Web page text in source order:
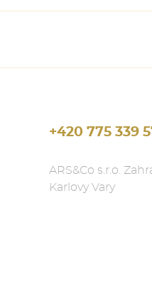
+420 775 339
ARS&Co s.r.o.
Karlovy Vary